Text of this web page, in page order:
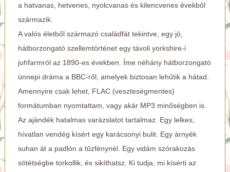
a hatvanas, hetvenes, nyolcvanas és kilencvenes évekből
származik.
A valós életből származó családfát tekintve, egy jó,
hátborzongató szellemtörténet egy távoli yorkshire-i
juhfarmról az 1890-es években. Íme néhány hátborzongató
ünnepi dráma a BBC-ről, amelyek biztosan lehűtik a hátad.
Amennyire csak lehet, FLAC (veszteségmentes)
formátumban nyomtattam, vagy akár MP3 minőségben is.
Az ajándék hatalmas varázslatot tartalmaz. Egy lelkes,
hívatlan vendég kísért egy karácsonyi bulit. Egy árnyék
suhan át a padlón a tűzfénynél. Egy vidám szórakozás
sötétségbe torkollik, és sikíthatsz. Ki tudja, mi kísérti az